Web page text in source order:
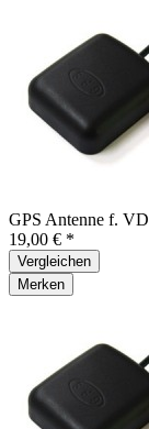
GPS Antenne f.
19,00 € *
Vergleichen
Merken